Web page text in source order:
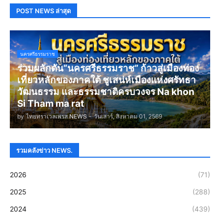
POST NEWS ล่าสุด
นครศรีธรรมราช
ร่วมผลักดัน“นครศรีธรรมราช” ก้าวสู่เมืองท่อง
เที่ยวหลักของภาคใต้ ชูเสน่ห์เมืองแห่งศรัทธา
วัฒนธรรม และธรรมชาติครบวงจร Na khon
Si Tham ma rat
by ไทยทราเวลเพรส NEWS - วันเสาร์, สิงหาคม 01, 2569
รวมคลังข่าว NEWS.
2026 (71)
2025 (288)
2024 (439)